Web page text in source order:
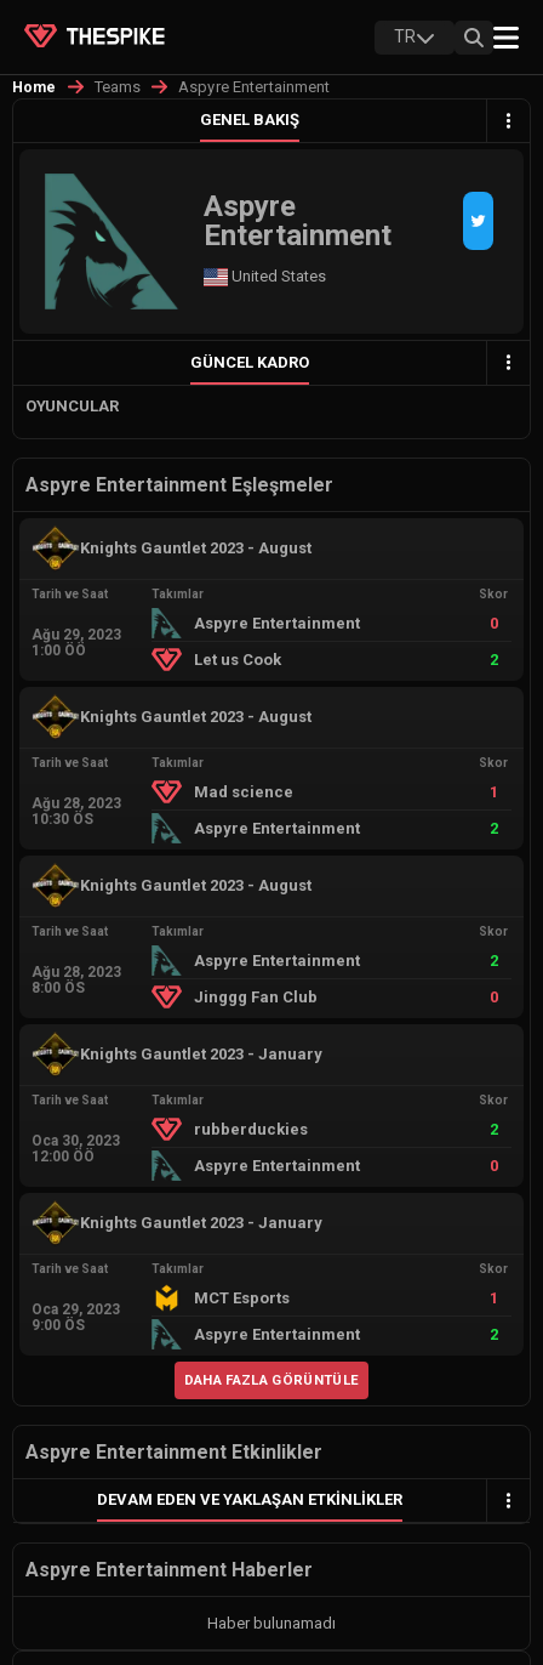
TR
Home Teams
Aspyre Entertainment
GENEL BAKIŞ
Aspyre
Entertainment
United States
GÜNCEL KADRO
OYUNCULAR
Aspyre Entertainment Eşleşmeler
Knights Gauntlet 2023 - August
Tarih ve Saat
Ağu 29, 2023
1:00 ÖÖ
Takımlar Skor
Aspyre Entertainment
0
Let us Cook
2
Knights Gauntlet 2023 - August
Tarih ve Saat
Ağu 28, 2023
10:30 ÖS
Takımlar Skor
Mad science
1
Aspyre Entertainment
2
Knights Gauntlet 2023 - August
Tarih ve Saat
Ağu 28, 2023
8:00 ÖS
Takımlar Skor
Aspyre Entertainment
2
Jinggg Fan Club
0
Knights Gauntlet 2023 - January
Tarih ve Saat
Oca 30, 2023
12:00 ÖÖ
Takımlar Skor
rubberduckies
2
Aspyre Entertainment
0
Knights Gauntlet 2023 - January
Tarih ve Saat
Oca 29, 2023
9:00 ÖS
Takımlar Skor
MCT Esports
1
Aspyre Entertainment
2
DAHA FAZLA GÖRÜNTÜLE
Aspyre Entertainment Etkinlikler
DEVAM EDEN VE YAKLAŞAN ETKINLIKLER
Aspyre Entertainment Haberler
Haber bulunamadı